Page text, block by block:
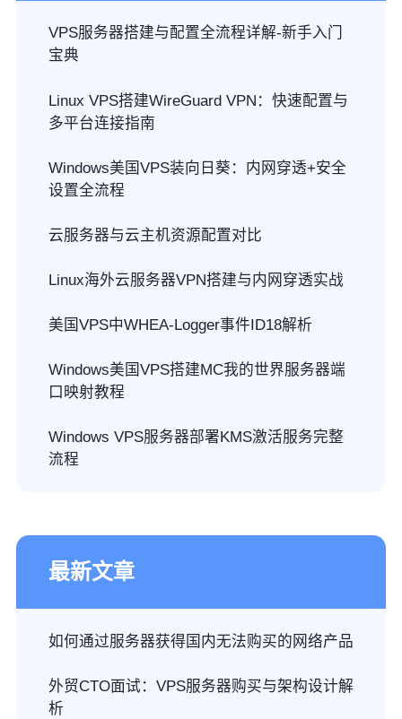
VPS服务器搭建与配置全流程详解-新手入门
宝典
Linux VPS搭建WireGuard VPN：快速配置与
多平台连接指南
Windows美国VPS装向日葵：内网穿透+安全
设置全流程
云服务器与云主机资源配置对比
Linux海外云服务器VPN搭建与内网穿透实战
美国VPS中WHEA-Logger事件ID18解析
Windows美国VPS搭建MC我的世界服务器端
口映射教程
Windows VPS服务器部署KMS激活服务完整
流程
最新文章
如何通过服务器获得国内无法购买的网络产品
外贸CTO面试：VPS服务器购买与架构设计解
析